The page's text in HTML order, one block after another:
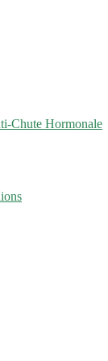
Chute Hormonale